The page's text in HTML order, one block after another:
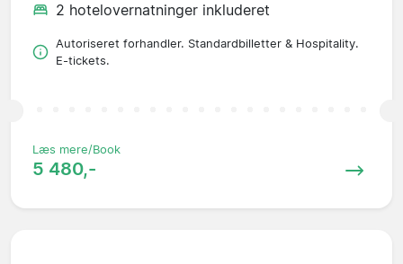
2 hotelovernatninger inkluderet
Autoriseret forhandler. Standardbilletter & Hospitality.
E-tickets.
Læs mere/Book
5 480,-